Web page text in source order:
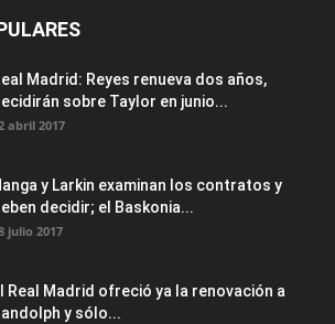
Madrid: Reyes renueva dos años,
sobre Taylor en junio...
abril 2017
y Larkin examinan los contratos y
decidir; el Baskonia...
julio 2017
Real Madrid ofreció ya la renovación a
y sólo...